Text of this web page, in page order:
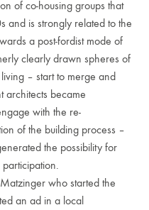
of co-housing groups that
and is strongly related to the
a post-fordist mode of
clearly drawn spheres of
– start to merge and
architects became
with the re-
of the building process –
the possibility for
who started the
an ad in a local